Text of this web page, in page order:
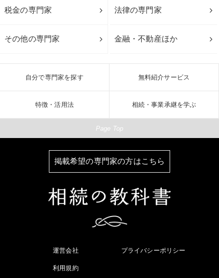
税金の専門家 法律の専門家
その他の専門家 金融・不動産ほか
自分で専門家を探す 無料紹介サービス
特徴・活用法 相続・事業承継を学ぶ
Page Top
掲載希望の専門家の方はこちら
運営会社 プライバシーポリシー
利用規約